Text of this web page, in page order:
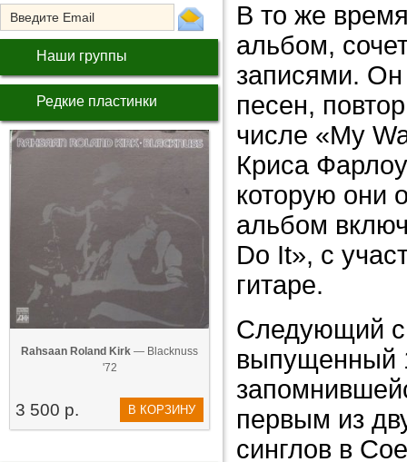
Наши группы
Редкие пластинки
Rahsaan Roland Kirk — Blacknuss
'72
3 500 р. В КОРЗИНУ
В то же
альбом,
записями. Он
песен,
числе «My
Криса
которую они
альбом
Do It», с
гитаре.
Следующий
выпущенный
первым из
синглов в